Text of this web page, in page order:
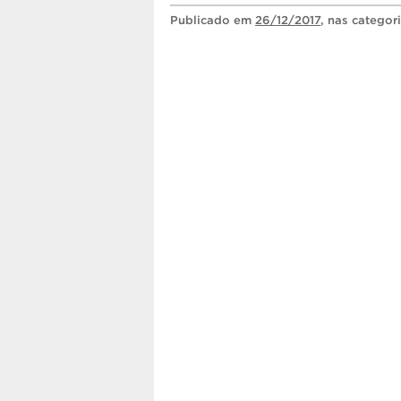
Publicado em 26/12/2017, nas